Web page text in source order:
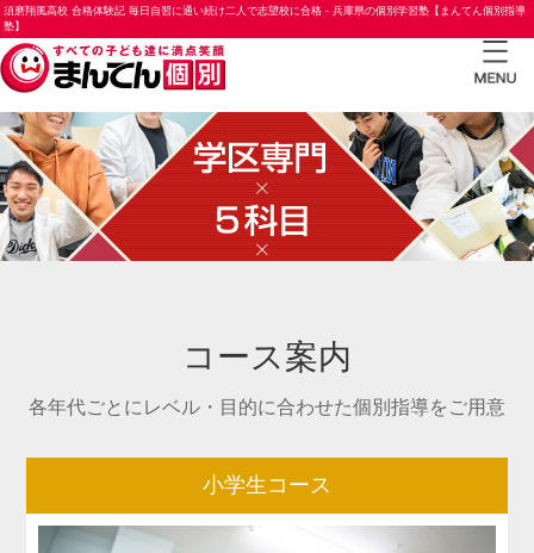
須磨翔風高校 合格体験記 毎日自習に通い続け二人で志望校に合格 - 兵庫県の個別学習塾【まんてん個別指導
塾】
TOP
小学
生コ
ース
高校
ース
合格
コース案内
各年代ごとにレベル・目的に合わせた個別指導をご用意
小学生コース